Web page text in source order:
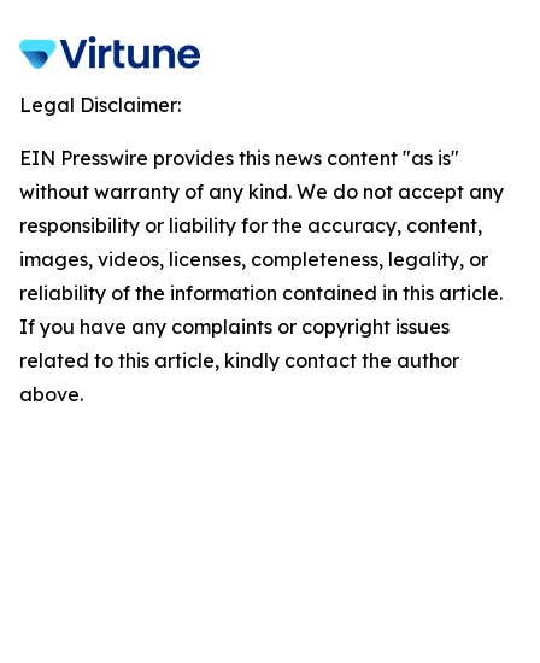
Legal Disclaimer:
EIN Presswire provides this news content "as is"
without warranty of any kind. We do not accept any
responsibility or liability for the accuracy, content,
images, videos, licenses, completeness, legality, or
reliability of the information contained in this article.
If you have any complaints or copyright issues
related to this article, kindly contact the author
above.